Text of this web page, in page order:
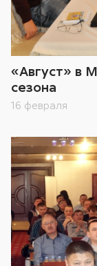
«Август» в
сезона
16 февраля